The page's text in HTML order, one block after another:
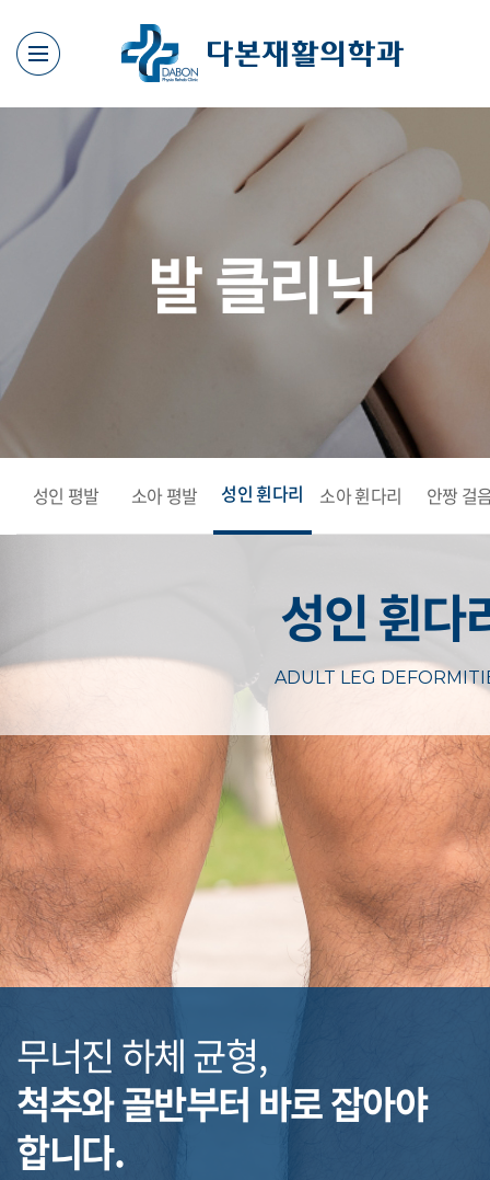
발 클리닉
성인 평발 소아 평발 성인 휜다리 소아 휜다리 안짱 걸
성인 휜다
ADULT LEG
무너진 하체 균형,
척추와 골반부터 바로 잡아야
합니다.